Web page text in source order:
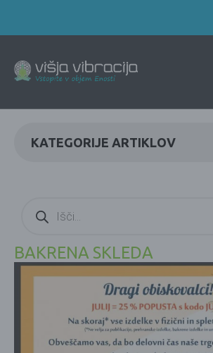
KATEGORIJE ARTIKLOV
search
BAKRENA SKLEDA